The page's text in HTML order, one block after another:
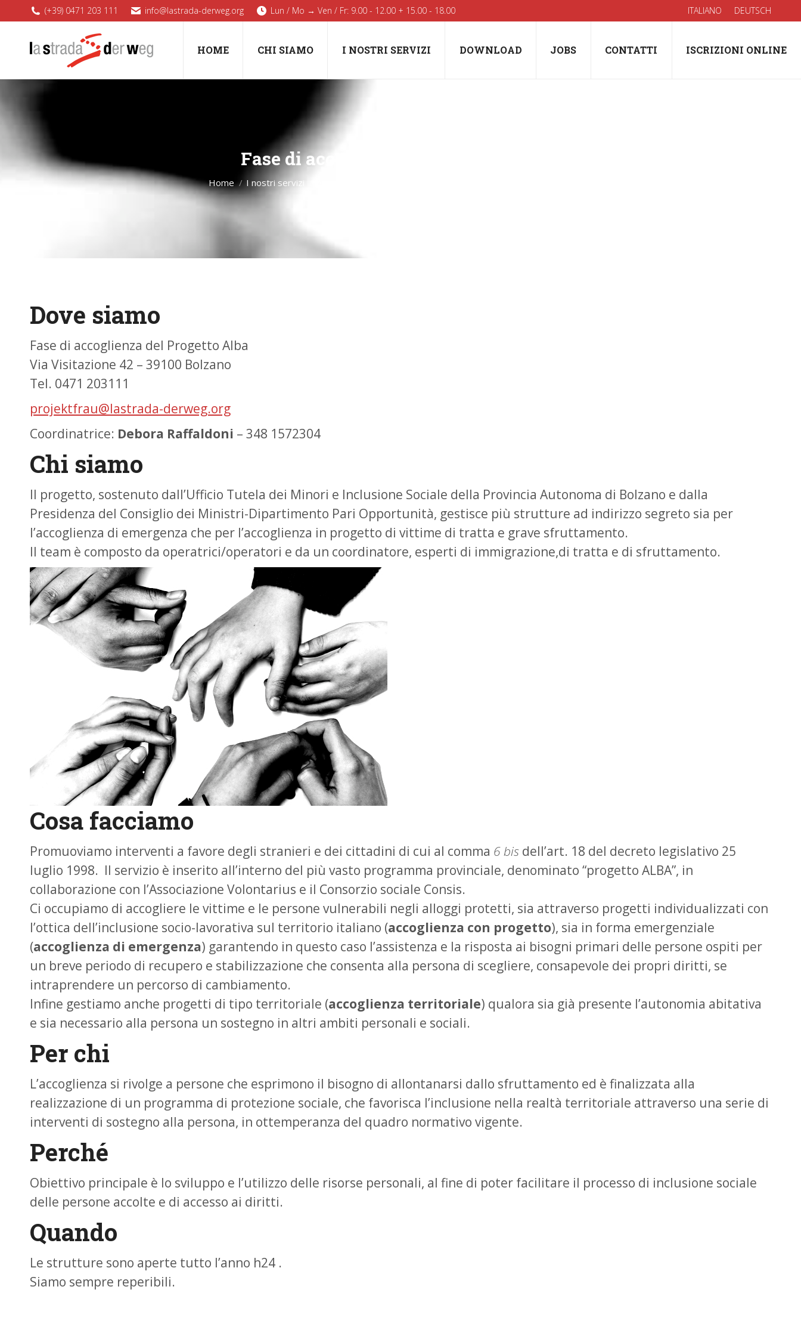
(+39) 0471 203 111 info@lastrada-derweg.org Lun / Mo → Ven / Fr: 9.00 - 12.00 + 15.00 - 18.00 ITALIANO DEUTSCH
HOME CHI SIAMO I NOSTRI SERVIZI DOWNLOAD JOBS CONTATTI ISCRIZIONI ONLINE
Fase di accoglienza del Progetto Alba
Home I nostri servizi
Dove siamo
Fase di accoglienza del Progetto Alba
Via Visitazione 42 – 39100 Bolzano
Tel. 0471 203111
projektfrau@lastrada-derweg.org
Coordinatrice: Debora Raffaldoni – 348 1572304
Chi siamo
Il progetto, sostenuto dall’Ufficio Tutela dei Minori e Inclusione Sociale della Provincia Autonoma di Bolzano e dalla
Presidenza del Consiglio dei Ministri-Dipartimento Pari Opportunità, gestisce più strutture ad indirizzo segreto sia per
l’accoglienza di emergenza che per l’accoglienza in progetto di vittime di tratta e grave sfruttamento.
Il team è composto da operatrici/operatori e da un coordinatore, esperti di immigrazione,di tratta e di sfruttamento.
Cosa facciamo
Promuoviamo interventi a favore degli stranieri e dei cittadini di cui al comma 6 bis dell’art. 18 del decreto legislativo 25
luglio 1998. Il servizio è inserito all’interno del più vasto programma provinciale, denominato “progetto ALBA”, in
collaborazione con l’Associazione Volontarius e il Consorzio sociale Consis.
Ci occupiamo di accogliere le vittime e le persone vulnerabili negli alloggi protetti, sia attraverso progetti individualizzati con
l’ottica dell’inclusione socio-lavorativa sul territorio italiano (accoglienza con progetto), sia in forma emergenziale
(accoglienza di emergenza) garantendo in questo caso l’assistenza e la risposta ai bisogni primari delle persone ospiti per
un breve periodo di recupero e stabilizzazione che consenta alla persona di scegliere, consapevole dei propri diritti, se
intraprendere un percorso di cambiamento.
Infine gestiamo anche progetti di tipo territoriale (accoglienza territoriale) qualora sia già presente l’autonomia abitativa
e sia necessario alla persona un sostegno in altri ambiti personali e sociali.
Per chi
L’accoglienza si rivolge a persone che esprimono il bisogno di allontanarsi dallo sfruttamento ed è finalizzata alla
realizzazione di un programma di protezione sociale, che favorisca l’inclusione nella realtà territoriale attraverso una serie di
interventi di sostegno alla persona, in ottemperanza del quadro normativo vigente.
Perché
Obiettivo principale è lo sviluppo e l’utilizzo delle risorse personali, al fine di poter facilitare il processo di inclusione sociale
delle persone accolte e di accesso ai diritti.
Quando
Le strutture sono aperte tutto l’anno h24 .
Siamo sempre reperibili.